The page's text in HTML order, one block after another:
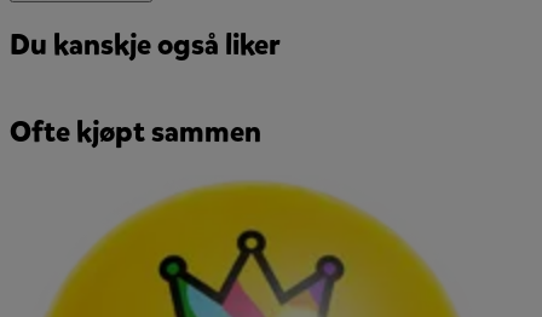
Du kanskje også liker
Ofte kjøpt sammen